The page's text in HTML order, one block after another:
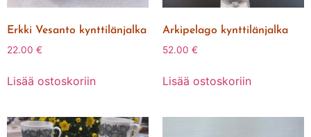
Erkki Vesanto kynttilänjalka
22.00 €
Lisää ostoskoriin
Arkipelago kynttilänjalka
52.00 €
Lisää ostoskoriin